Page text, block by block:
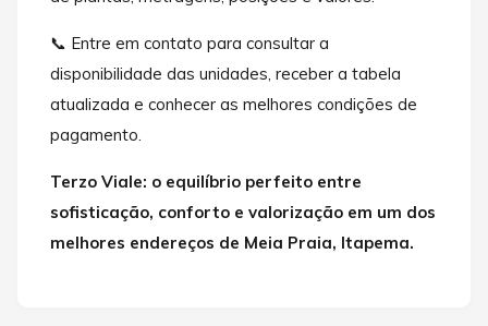
📞 Entre em contato para consultar a
disponibilidade das unidades, receber a tabela
atualizada e conhecer as melhores condições de
pagamento.
Terzo Viale: o equilíbrio perfeito entre
sofisticação, conforto e valorização em um dos
melhores endereços de Meia Praia, Itapema.